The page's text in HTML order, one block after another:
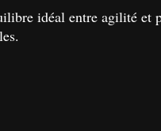
idéal entre agilité et